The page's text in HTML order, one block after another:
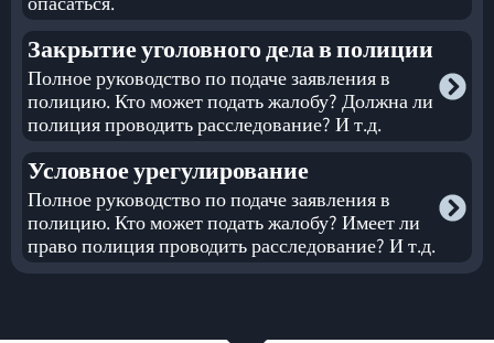
Закрытие уголовного дела в полиции
Полное руководство по подаче заявления в
полицию. Кто может подать жалобу? Должна ли
полиция проводить расследование? И т.д.
Условное урегулирование
Полное руководство по подаче заявления в
полицию. Кто может подать жалобу? Имеет ли
право полиция проводить расследование? И т.д.